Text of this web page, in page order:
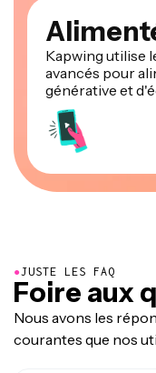
Kapwing utilise
avancés pour
générative et
●JUSTE LES FAQ
Foire aux
Nous avons les
courantes que nos